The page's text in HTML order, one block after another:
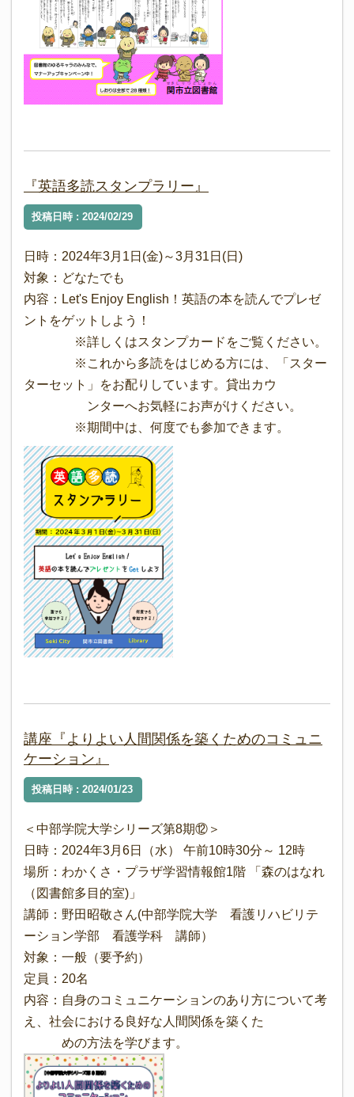
『英語多読スタンプラリー』
投稿日時 : 2024/02/29
日時：2024年3月1日(金)～3月31日(日)
対象：どなたでも
内容：Let's Enjoy English！英語の本を読んでプレゼ
ントをゲットしよう！
※詳しくはスタンプカードをご覧ください。
※これから多読をはじめる方には、「スター
ターセット」をお配りしています。貸出カウ
ンターへお気軽にお声がけください。
※期間中は、何度でも参加できます。
講座『よりよい人間関係を築くためのコミュニ
ケーション』
投稿日時 : 2024/01/23
＜中部学院大学シリーズ第8期⑫＞
日時：2024年3月6日（水） 午前10時30分～ 12時
場所：わかくさ・プラザ学習情報館1階 「森のはなれ
（図書館多目的室)」
講師：野田昭敬さん(中部学院大学 看護リハビリテ
ーション学部 看護学科 講師）
対象：一般（要予約）
定員：20名
内容：自身のコミュニケーションのあり方について考
え、社会における良好な人間関係を築くた
めの方法を学びます。